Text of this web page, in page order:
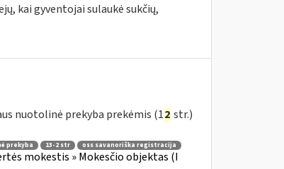
kai gyventojai sulaukė sukčių,
nuotolinė prekyba prekėmis (12 str.)
prekyba 13-2 str
oss savanoriška registracija
mokestis » Mokesčio objektas (I